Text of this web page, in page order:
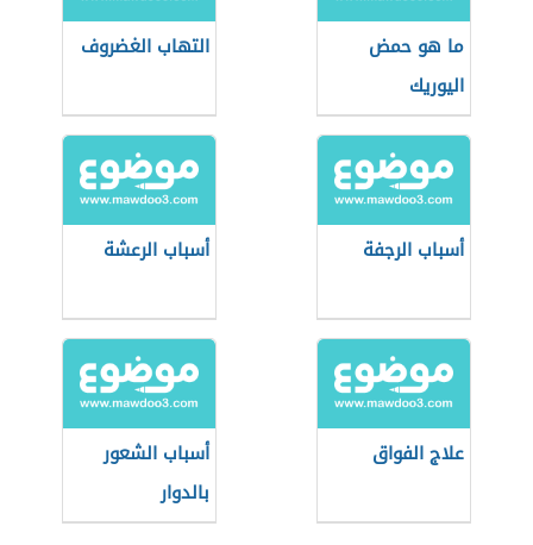
ما هو حمض
اليوريك
التهاب الغضروف
أسباب الرجفة أسباب الرعشة
علاج الفواق
أسباب الشعور
بالدوار